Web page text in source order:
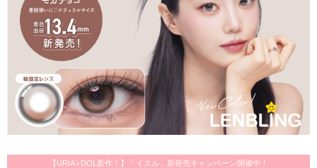
【URIA i-DOL新作！】「イスル」新発売キャンペーン開催中！